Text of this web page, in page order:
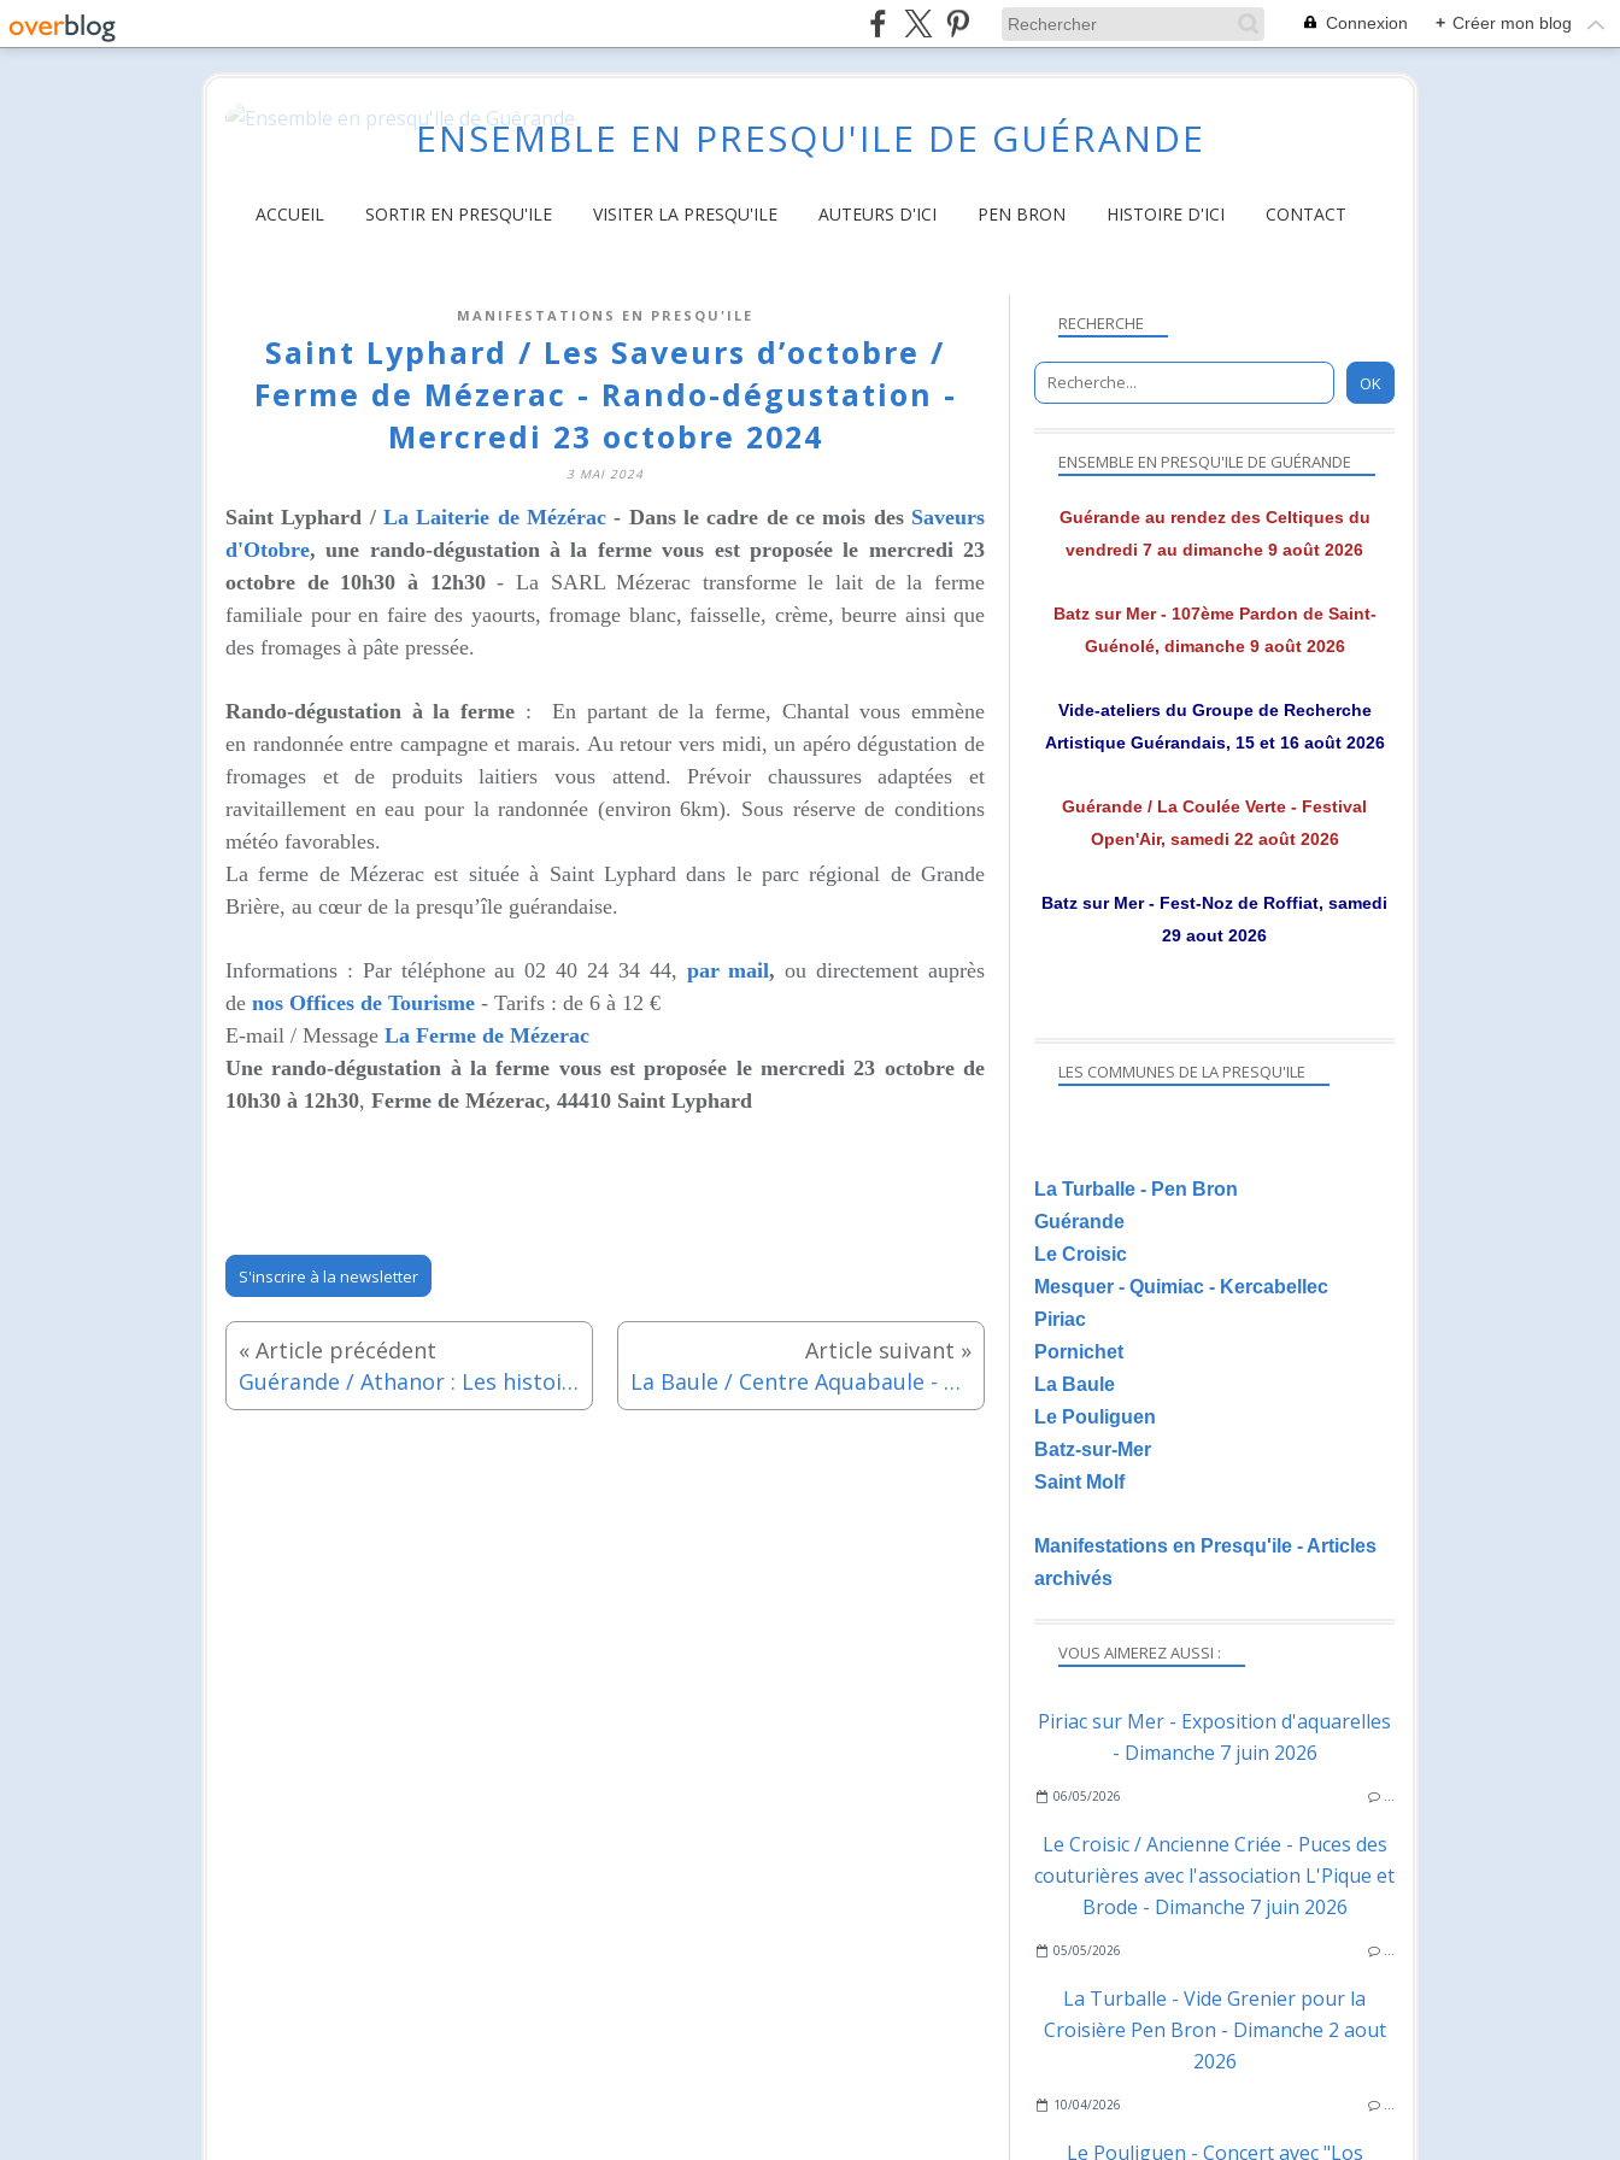
Connexion + Créer mon blog
ENSEMBLE EN PRESQU'ILE DE GUÉRANDE
ACCUEIL SORTIR EN PRESQU'ILE VISITER LA PRESQU'ILE AUTEURS D'ICI PEN BRON HISTOIRE D'ICI CONTACT
MANIFESTATIONS EN PRESQU'ILE
Saint Lyphard / Les Saveurs d’octobre /
Ferme de Mézerac - Rando-dégustation -
Mercredi 23 octobre 2024
3 MAI 2024
Saint Lyphard / La Laiterie de Mézérac- Dans le cadre de ce mois des Saveurs
d'Otobre,une rando-dégustation à la fermevous est proposée le mercredi 23
octobre de 10h30 à 12h30- La SARL Mézerac transforme le lait de la ferme
familiale pour en faire des yaourts, fromage blanc, faisselle, crème, beurre ainsi que
des fromages à pâte pressée.
Rando-dégustation à la ferme : En partant de la ferme, Chantal vous emmène
en randonnée entre campagne et marais. Au retour vers midi, un apéro dégustation de
fromages et de produits laitiers vous attend. Prévoir chaussures adaptées et
ravitaillement en eau pour la randonnée (environ 6km). Sous réserve de conditions
météo favorables.
La ferme de Mézerac est située à Saint Lyphard dans le parc régional de Grande
Brière, au cœur de la presqu’île guérandaise.
Informations : Par téléphone au 02 40 24 34 44, par mail, ou directement auprès
de nos Offices de Tourisme - Tarifs : de 6 à 12 €
E-mail / Message La Ferme de Mézerac
Une rando-dégustation à la ferme vous est proposée le mercredi 23 octobre de
10h30 à 12h30, Ferme de Mézerac, 44410 Saint Lyphard
S'inscrire à la newsletter
Guérande / Athanor : Les histoires de poche de M. Pepperscott - Mercredi 23 octobre 2024 La Baule / Centre Aquabaule - Soirée Octobre Rose - Mercredi 23 octobre 2024
RECHERCHE
VOUS AIMEREZ AUSSI :
Piriac sur Mer - Exposition d'aquarelles
- Dimanche 7 juin 2026
06/05/2026 …
Le Croisic / Ancienne Criée - Puces des
couturières avec l'association L'Pique et
Brode - Dimanche 7 juin 2026
05/05/2026 …
La Turballe - Vide Grenier pour la
Croisière Pen Bron - Dimanche 2 aout
2026
10/04/2026 …
Le Pouliguen - Concert avec "Los
ENSEMBLE EN PRESQU'ILE DE GUÉRANDE
Guérande au rendez des Celtiques du
vendredi 7 au dimanche 9 août 2026
Batz sur Mer - 107ème Pardon de Saint-
Guénolé, dimanche 9 août 2026
Vide-ateliers du Groupe de Recherche
Artistique Guérandais, 15 et 16 août 2026
Guérande / La Coulée Verte - Festival
Open'Air, samedi 22 août 2026
Batz sur Mer - Fest-Noz de Roffiat, samedi
29 aout 2026
LES COMMUNES DE LA PRESQU'ILE
La Turballe - Pen Bron
Guérande
Le Croisic
Mesquer - Quimiac - Kercabellec
Piriac
Pornichet
La Baule
Le Pouliguen
Batz-sur-Mer
Saint Molf
Manifestations en Presqu'ile - Articles
archivés